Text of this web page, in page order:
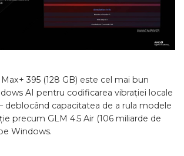
395 (128 GB) este cel mai bun
AI pentru codificarea vibrației locale
deblocând capacitatea de a rula modele
precum GLM 4.5 Air (106 miliarde de
Windows.